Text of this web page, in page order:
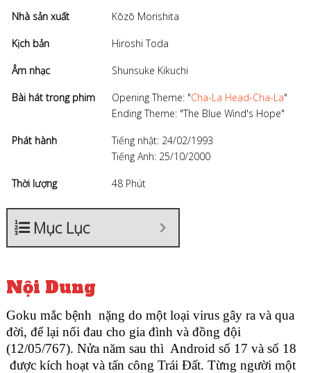
Nhà sản xuất Kōzō Morishita
Kịch bản Hiroshi Toda
Âm nhạc Shunsuke Kikuchi
Bài hát trong phim Opening Theme: "Cha-La Head-Cha-La"
Ending Theme: "The Blue Wind's Hope"
Phát hành
Tiếng nhật: 24/02/1993
Tiếng Anh: 25/10/2000
Thời lượng 48 Phút
Mục Lục
Nội Dung
Goku mắc bệnh nặng do một loại virus gây ra và qua
đời, để lại nổi đau cho gia đình và đồng đội
(12/05/767). Nửa năm sau thì Android số 17 và số 18
được kích hoạt và tấn công Trái Đất. Từng người một